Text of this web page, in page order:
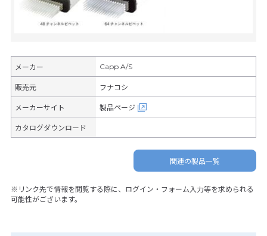
メーカー Capp A/S
販売元 フナコシ
メーカーサイト 製品ページ
カタログダウンロード
関連の製品一覧
※リンク先で情報を閲覧する際に、ログイン・フォーム入力等を求められる
可能性がございます。